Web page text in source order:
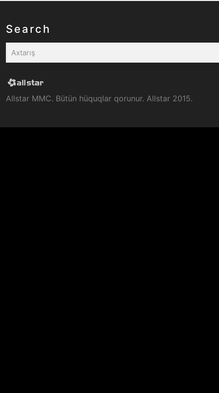
Search
Allstar MMC. Bütün hüquqlar qorunur. Allstar 2015.